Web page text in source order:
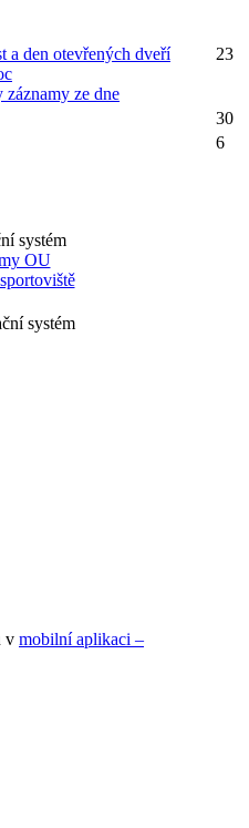
a den otevřených dveří
záznamy ze dne
23
30
6
systém
OU
v mobilní aplikaci –